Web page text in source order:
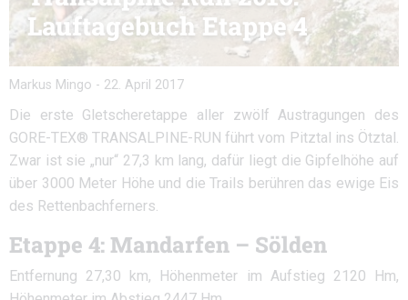
Lauftagebuch Etappe 4
Markus Mingo - 22. April 2017
Die erste Gletscheretappe aller zwölf Austragungen des
GORE-TEX® TRANSALPINE-RUN führt vom Pitztal ins Ötztal.
Zwar ist sie „nur“ 27,3 km lang, dafür liegt die Gipfelhöhe auf
über 3000 Meter Höhe und die Trails berühren das ewige Eis
des Rettenbachferners.
Etappe 4: Mandarfen – Sölden
Entfernung 27,30 km, Höhenmeter im Aufstieg 2120 Hm,